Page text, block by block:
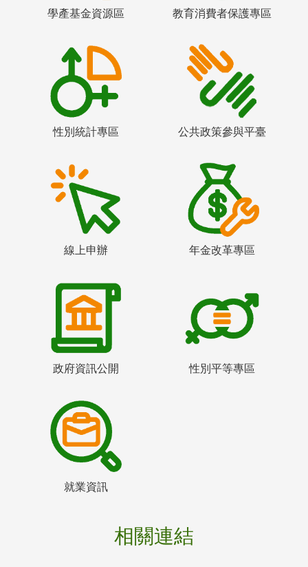
學產基金資源區 教育消費者保護專區
性別統計專區 公共政策參與平臺
線上申辦 年金改革專區
政府資訊公開 性別平等專區
就業資訊
相關連結